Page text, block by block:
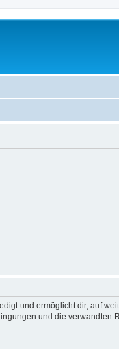
und ermöglicht dir, auf
und die verwandten